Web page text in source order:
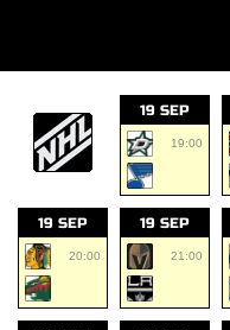
19 SEP
19:00
19 SEP
20:00
19 SEP
21:00